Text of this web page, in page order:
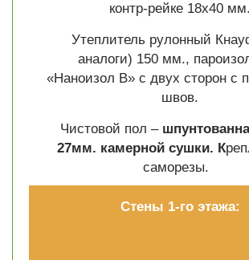
контр-рейке 18х40 мм.
Утеплитель рулонный
аналоги) 150 мм.,
«Наноизол В» с двух сторон с
швов.
Чистовой пол –
27мм. камерной сушки. К
саморезы.
Стены 1-го этажа: